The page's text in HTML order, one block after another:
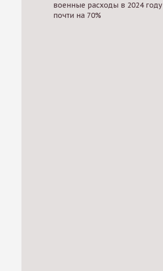
военные расходы в 2024 году
почти на 70%